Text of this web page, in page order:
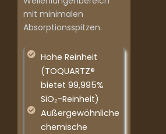
mit minimalen
Absorptionsspitzen.
Hohe Reinheit
(TOQUARTZ®
bietet 99,995%
SiO₂-Reinheit)
Außergewöhnliche
chemische